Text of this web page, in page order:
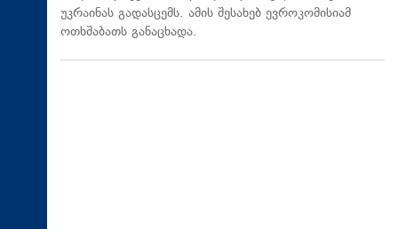
უკრაინას გადასცემს. ამის შესახებ ევროკომისიამ
ოთხშაბათს განაცხადა.